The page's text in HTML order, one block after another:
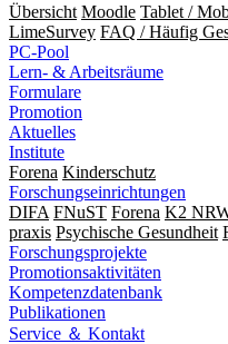
Übersicht Moodle Tablet /
LimeSurvey FAQ / Häufig
PC-Pool
Lern- & Arbeitsräume
Formulare
Promotion
Aktuelles
Institute
Forena Kinderschutz
Forschungseinrichtungen
DIFA FNuST Forena K2
praxis Psy­chische Gesund­heit
Forschungsprojekte
Promotionsaktivitäten
Kompetenzdatenbank
Publikationen
Service ＆ Kontakt